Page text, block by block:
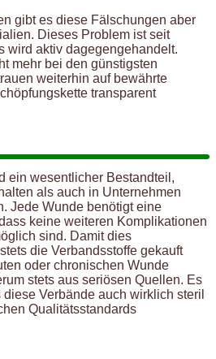
gibt es diese Fälschungen aber
Dieses Problem ist seit
wird aktiv dagegengehandelt.
mehr bei den günstigsten
weiterhin auf bewährte
transparent
ein wesentlicher Bestandteil,
als auch in Unternehmen
Jede Wunde benötigt eine
keine weiteren Komplikationen
sind. Damit dies
die Verbandsstoffe gekauft
oder chronischen Wunde
stets aus seriösen Quellen. Es
Verbände auch wirklich steril
Qualitätsstandards